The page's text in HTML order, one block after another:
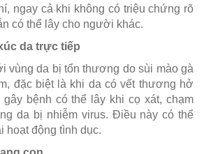
ngay cả khi không có triệu chứng rõ
có thể lây cho người khác.
da trực tiếp
vùng da bị tổn thương do sùi mào gà
đặc biệt là khi da có vết thương hở
gây bệnh có thể lây khi cọ xát, chạm
da bị nhiễm virus. Điều này có thể
hoạt động tình dục.